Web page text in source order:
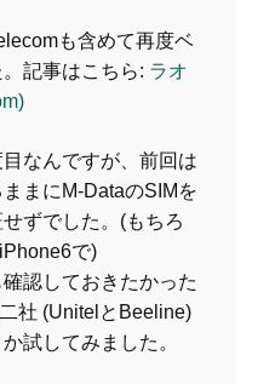
も含めて再度ベ
記事はこちら: ラオ
なんですが、前回は
まにM-DataのSIMを
ずでした。(もちろ
で)
認しておきたかった
社 (UnitelとBeeline)
試してみました。